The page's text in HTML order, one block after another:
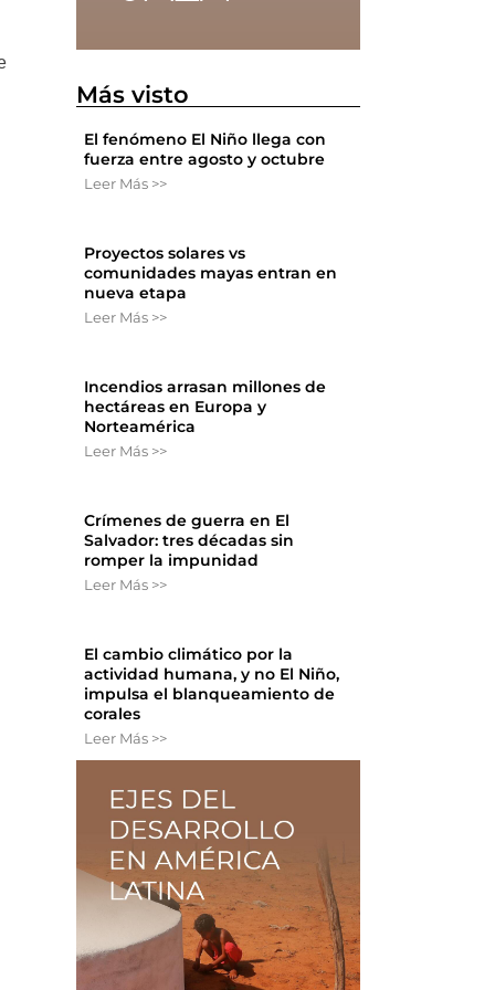
Más visto
El fenómeno El Niño llega con
fuerza entre agosto y octubre
Leer Más >>
Proyectos solares vs
comunidades mayas entran en
nueva etapa
Leer Más >>
Incendios arrasan millones de
hectáreas en Europa y
Norteamérica
Leer Más >>
Crímenes de guerra en El
Salvador: tres décadas sin
romper la impunidad
Leer Más >>
El cambio climático por la
actividad humana, y no El Niño,
impulsa el blanqueamiento de
corales
Leer Más >>